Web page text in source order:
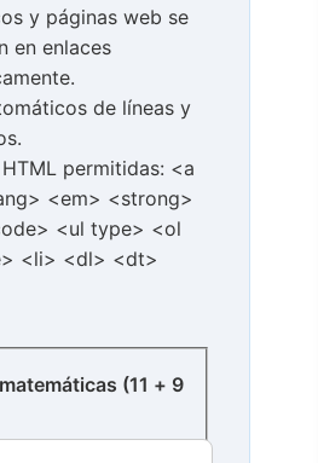
y páginas web se
en enlaces
de líneas y
permitidas: <a
<em> <strong>
<ul type> <ol
<li> <dl> <dt>
(11 + 9